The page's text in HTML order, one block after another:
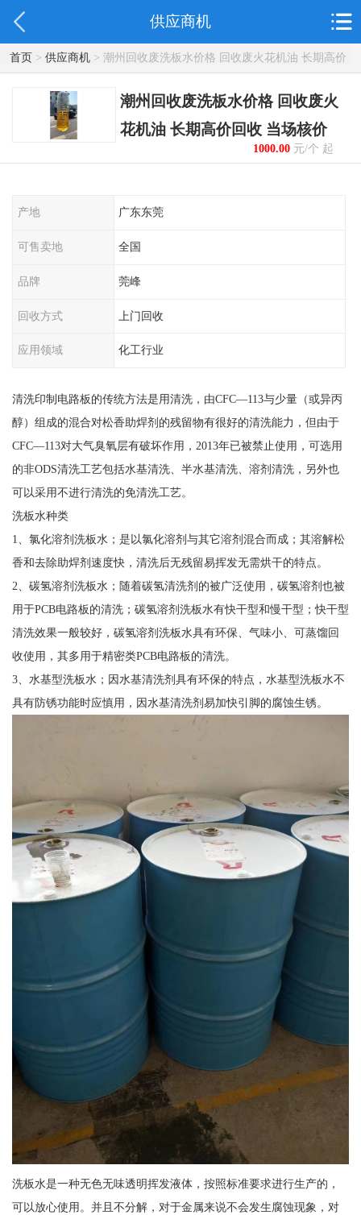
供应商机
首页> 供应商机> 潮州回收废洗板水价格 回收废火花机油 长期高价
回收 当场核价
潮州回收废洗板水价格 回收废火
花机油 长期高价回收 当场核价
1000.00元/个 起
产地 广东东莞
可售卖地 全国
品牌 莞峰
回收方式 上门回收
应用领域 化工行业
清洗印制电路板的传统方法是用清洗，由CFC—113与少量（或异丙
醇）组成的混合对松香助焊剂的残留物有很好的清洗能力，但由于
CFC—113对大气臭氧层有破坏作用，2013年已被禁止使用，可选用
的非ODS清洗工艺包括水基清洗、半水基清洗、溶剂清洗，另外也
可以采用不进行清洗的免清洗工艺。
洗板水种类
1、氯化溶剂洗板水；是以氯化溶剂与其它溶剂混合而成；其溶解松
香和去除助焊剂速度快，清洗后无残留易挥发无需烘干的特点。
2、碳氢溶剂洗板水；随着碳氢清洗剂的被广泛使用，碳氢溶剂也被
用于PCB电路板的清洗；碳氢溶剂洗板水有快干型和慢干型；快干型
清洗效果一般较好，碳氢溶剂洗板水具有环保、气味小、可蒸馏回
收使用，其多用于精密类PCB电路板的清洗。
3、水基型洗板水；因水基清洗剂具有环保的特点，水基型洗板水不
具有防锈功能时应慎用，因水基清洗剂易加快引脚的腐蚀生锈。
洗板水是一种无色无味透明挥发液体，按照标准要求进行生产的，
可以放心使用。并且不分解，对于金属来说不会发生腐蚀现象，对